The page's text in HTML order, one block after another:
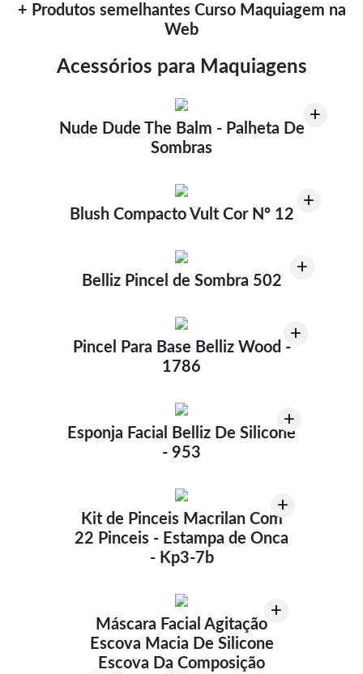
+ Produtos semelhantes Curso Maquiagem na
Web
Acessórios para Maquiagens
+
Nude Dude The Balm - Palheta De
Sombras
+
Blush Compacto Vult Cor Nº 12
+
Belliz Pincel de Sombra 502
+
Pincel Para Base Belliz Wood -
1786
+
Esponja Facial Belliz De Silicone
- 953
+
Kit de Pinceis Macrilan Com
22 Pinceis - Estampa de Onca
- Kp3-7b
+
Máscara Facial Agitação
Escova Macia De Silicone
Escova Da Composição